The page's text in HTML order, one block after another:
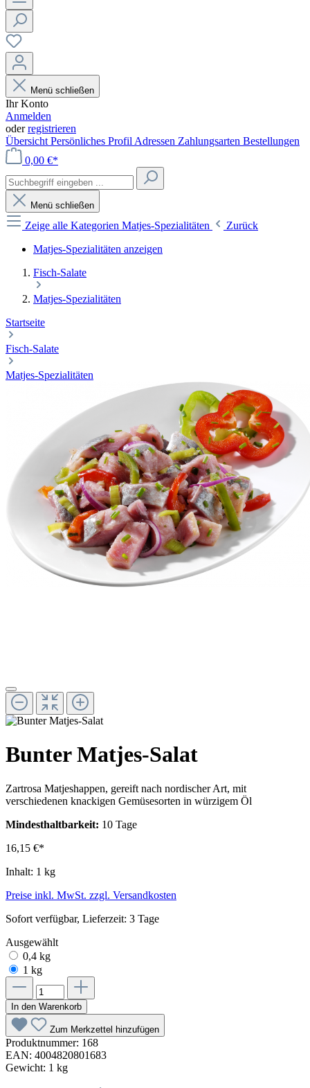
Menü schließen
Ihr Konto
Anmelden
oderregistrieren
Übersicht Persönliches Profil Adressen Zahlungsarten Bestellungen
0,00 €*
Menü schließen
Zeige alle Kategorien Matjes-Spezialitäten
Zurück
Matjes-Spezialitäten anzeigen
Fisch-Salate
Matjes-Spezialitäten
Startseite
Fisch-Salate
Matjes-Spezialitäten
Bunter Matjes-Salat
Zartrosa Matjeshappen, gereift nach nordischer Art, mit
verschiedenen knackigen Gemüsesorten in würzigem Öl
Mindesthaltbarkeit: 10 Tage
16,15 €*
Inhalt: 1 kg
Preise inkl. MwSt. zzgl. Versandkosten
Sofort verfügbar, Lieferzeit: 3 Tage
Ausgewählt
0,4 kg
1 kg
In den Warenkorb
Zum Merkzettel hinzufügen
Produktnummer: 168
EAN: 4004820801683
Gewicht: 1 kg